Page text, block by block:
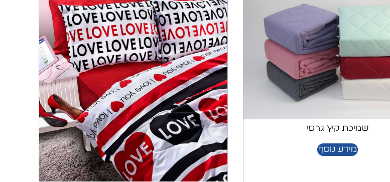
שמיכת קיץ גרסי
מידע נוסף